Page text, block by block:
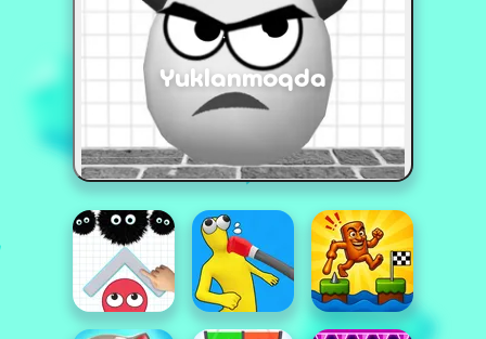
Yuklanmoqda